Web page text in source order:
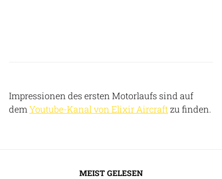
Impressionen des ersten Motorlaufs sind auf
dem Youtube-Kanal von Elixir Aircraft zu finden.
MEIST GELESEN